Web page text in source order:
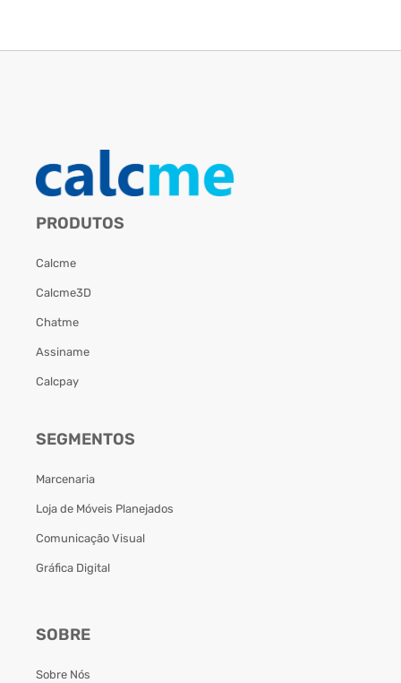
PRODUTOS
Calcme
Calcme3D
Chatme
Assiname
Calcpay
SEGMENTOS
Marcenaria
Loja de Móveis Planejados
Comunicação Visual
Gráfica Digital
SOBRE
Sobre Nós